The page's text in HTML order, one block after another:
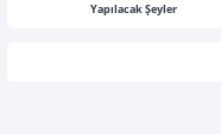
Yapılacak Şeyler